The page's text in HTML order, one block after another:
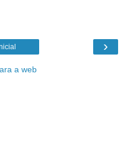
›
a web